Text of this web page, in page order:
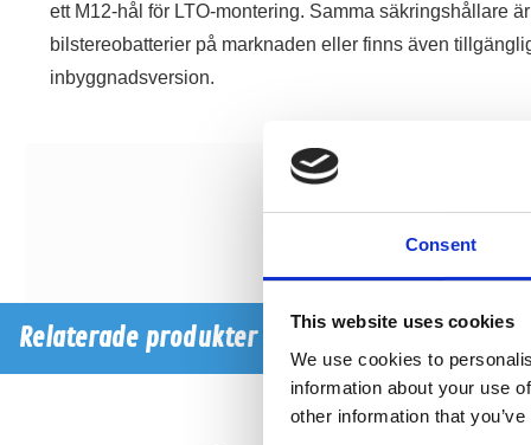
Consent
This website uses cookies
We use cookies to
information about your use
other information that
ett M12-hål för LTO-montering. Samma säkringshållare
bilstereobatterier på marknaden eller finns även
inbyggnadsversion.
Relaterade produkter